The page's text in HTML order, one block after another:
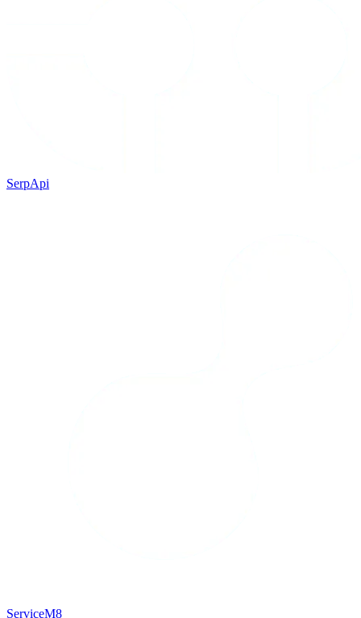
SerpApi
ServiceM8